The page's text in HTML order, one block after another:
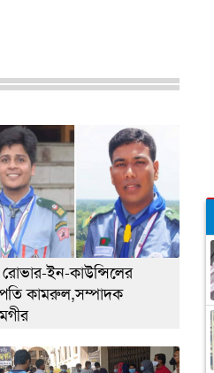
ইন-কাউন্সিলের
কামরুল,সম্পাদক